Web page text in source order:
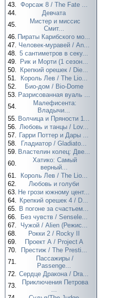
43. Форсаж 8 / The Fate ...
44.
Девчата
45.
Мистер и миссис
Смит...
46. Пираты Карибского мо...
47. Человек-муравей / An...
48. 5 сантиметров в секу...
49.
Рик и Морти (1 сезон...
50.
Крепкий орешек / Die...
51.
Король Лев / The Lio...
52.
Био-дом / Bio-Dome
53. Разрисованная вуаль ...
54.
Малефисента:
Владычи...
55. Волчица и Пряности 1...
56. Любовь и танцы / Lov...
57. Гарри Поттер и Дары ...
58.
Гладиатор / Gladiato...
59. Властелин колец: Две...
60.
Хатико: Самый
верный...
61.
Король Лев / The Lio...
62.
Любовь и голуби
63. Не грози южному цент...
64. Крепкий орешек 4 / D...
65. В погоне за счастьем...
66.
Без чувств / Sensele...
67.
Чужой / Alien (Режис...
68.
Рокки 2 / Rocky II
69.
Проект А / Project A
70.
Престиж / The Presti...
71.
Пассажиры /
Passenge...
72. Сердце Дракона / Dra...
73.
Приключения Петрова
...